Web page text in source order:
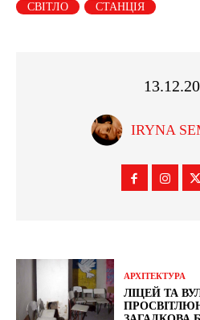
СВІТЛО
СТАНЦІЯ
IRYNA
АРХІТЕКТУРА
ЛІЦЕЙ ТА